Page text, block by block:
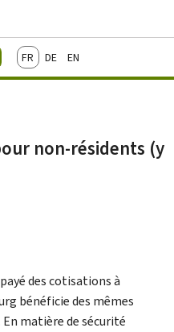
FrançaisDeutschEnglish
non-résidents (y
des cotisations à
bénéficie des mêmes
matière de sécurité